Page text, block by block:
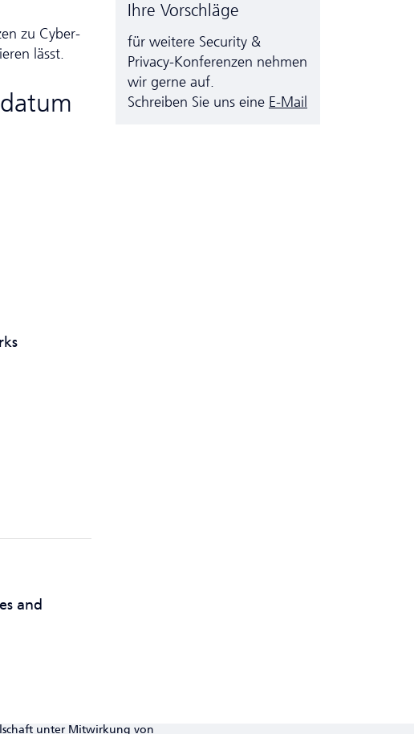
zu Cyber­
lässt.
and
Ihre Vorschläge
für weitere Security &
Privacy-Konferenzen nehmen
wir gerne auf.
Schreiben Sie uns eine E-Mail
unter Mitwirkung von